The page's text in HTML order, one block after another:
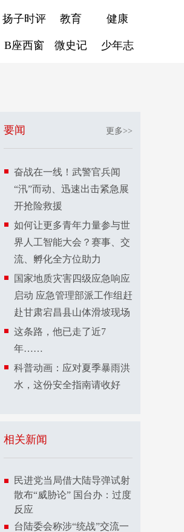
扬子时评 教育 健康
B座西窗 微史记 少年志
要闻 更多>>
奋战在一线！武警官兵闻
“汛”而动、迅速出击紧急展
开抢险救援
如何让更多青年力量参与世
界人工智能大会？赛事、交
流、孵化全方位助力
国家地质灾害四级应急响应
启动 应急管理部派工作组赶
赴甘肃宕昌县山体滑坡现场
这条路，他已走了近7
年……
科普动画：应对夏季暴雨洪
水，这份安全指南请收好
相关新闻
民进党当局借大陆导弹试射
散布“威胁论” 国台办：过度
反应
台陆委会称涉“统战”交流一